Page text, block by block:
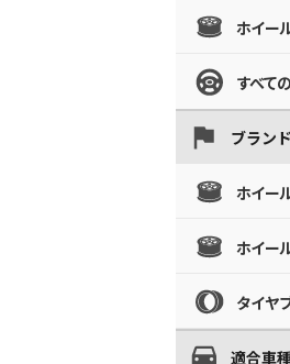
ホイー
すべて
ブラン
ホイー
ホイー
タイヤ
適合車種